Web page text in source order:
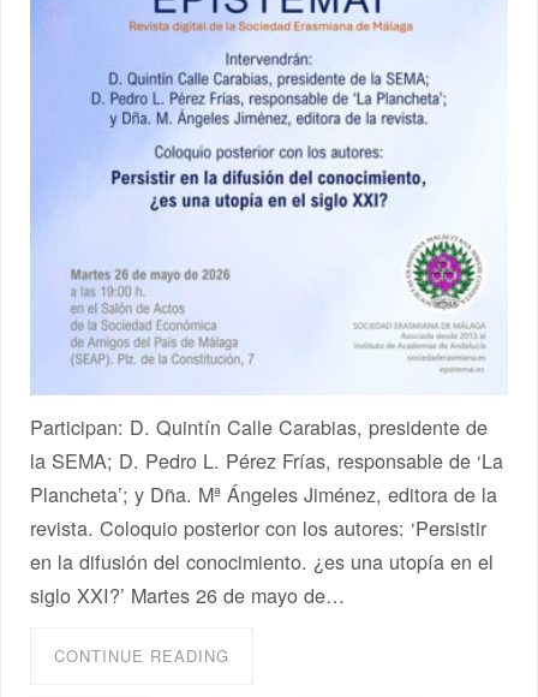
Participan: D. Quintín Calle Carabias, presidente de
la SEMA; D. Pedro L. Pérez Frías, responsable de ‘La
Plancheta’; y Dña. Mª Ángeles Jiménez, editora de la
revista. Coloquio posterior con los autores: ‘Persistir
en la difusión del conocimiento. ¿es una utopía en el
siglo XXI?’ Martes 26 de mayo de…
CONTINUE READING